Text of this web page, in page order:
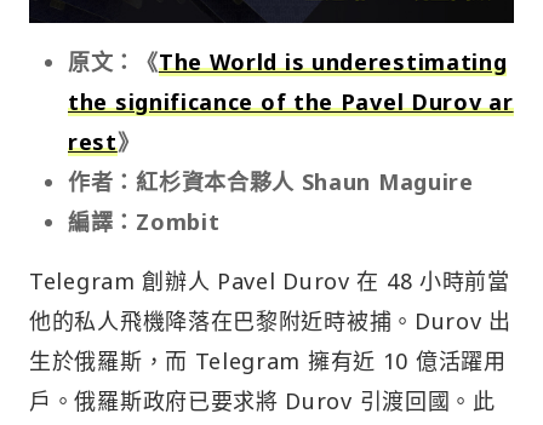
原文：《The World is underestimating
the significance of the Pavel Durov ar
rest》
作者：紅杉資本合夥人 Shaun Maguire
編譯：Zombit
Telegram 創辦人 Pavel Durov 在 48 小時前當
他的私人飛機降落在巴黎附近時被捕。Durov 出
生於俄羅斯，而 Telegram 擁有近 10 億活躍用
戶。俄羅斯政府已要求將 Durov 引渡回國。此